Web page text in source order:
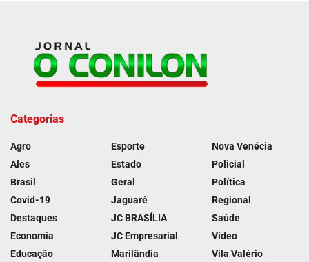
Categorias
Agro
Ales
Brasil
Covid-19
Destaques
Economia
Educação
Esporte
Estado
Geral
Jaguaré
JC BRASÍLIA
JC Empresarial
Marilândia
Nova Venécia
Policial
Política
Regional
Saúde
Vídeo
Vila Valério